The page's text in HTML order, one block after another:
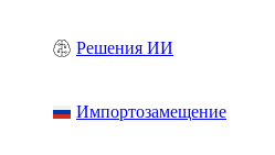
Решения ИИ
Импортозамещение